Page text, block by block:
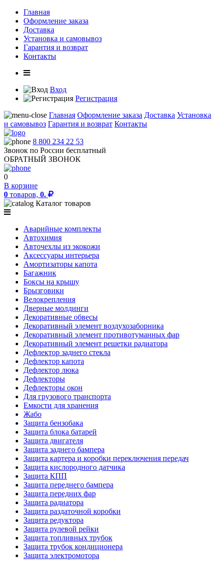
Главная
Оформление заказа
Доставка
Установка и самовывоз
Гарантия и возврат
Контакты
Вход
Регистрация
Главная Оформление заказа Доставка Установка
и самовывоз Гарантия и возврат Контакты
8 800 234 22 53
Звонок по России бесплатный
ОБРАТНЫЙ ЗВОНОК
0
В корзине
0 товаров, 0.
Каталог товаров
Аварийные комплекты
Автохимия
Авточехлы из экокожи
Аксессуары интерьера
Амортизаторы капота
Багажник
Боксы на крышу
Брызговики
Велокрепления
Дверные молдинги
Декоративные обвесы
Декоративный элемент воздухозаборника
Декоративный элемент противотуманных фар
Декоративный элемент решетки радиатора
Дефлектор заднего стекла
Дефлектор капота
Дефлектор люка
Дефлекторы
Дефлекторы окон
Для грузового транспорта
Емкости для хранения
Жабо
Защита бензобака
Защита блока батарей
Защита двигателя
Защита заднего бампера
Защита картера и коробки переключения передач
Защита кислородного датчика
Защита КПП
Защита переднего бампера
Защита передних фар
Защита радиатора
Защита раздаточной коробки
Защита редуктора
Защита рулевой рейки
Защита топливных трубок
Защита трубок кондиционера
Защита электромотора